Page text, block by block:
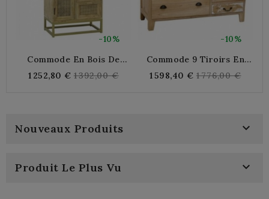
-10%
Commode En Bois De
Rangement 7 Tiroirs Et 1
1 252,80 € Regular
1 392,00 €
-10%
Commode 9 Tiroirs En
Gris Et Blanc
1 598,40 € Regular
1 776,00 €
Nouveaux Produits 
Produit Le Plus Vu 